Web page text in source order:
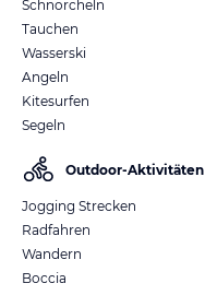
Schnorcheln
Tauchen
Wasserski
Angeln
Kitesurfen
Segeln
Outdoor-Aktivitäten
Jogging Strecken
Radfahren
Wandern
Boccia